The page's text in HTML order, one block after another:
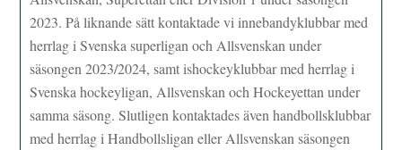
2023. På liknande sätt kontaktade vi innebandyklubbar med
herrlag i Svenska superligan och Allsvenskan under
säsongen 2023/2024, samt ishockeyklubbar med herrlag i
Svenska hockeyligan, Allsvenskan och Hockeyettan under
samma säsong. Slutligen kontaktades även handbollsklubbar
med herrlag i Handbollsligan eller Allsvenskan säsongen